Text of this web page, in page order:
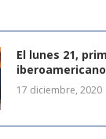
El lunes 21,
17 diciembre, 2020